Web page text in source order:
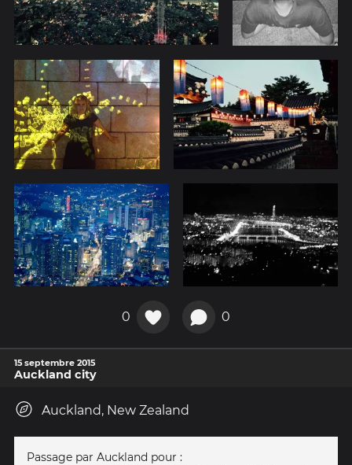
0 0
15 septembre 2015
Auckland city
Auckland, New Zealand
Passage par Auckland pour :